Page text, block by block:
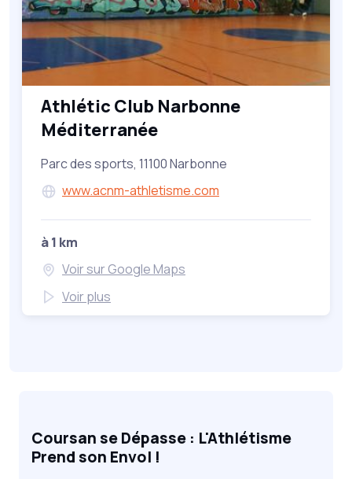
Athlétic Club Narbonne
Méditerranée
Parc des sports, 11100 Narbonne
www.acnm-athletisme.com
à 1 km
Voir sur Google Maps
Voir plus
Coursan se Dépasse : L'Athlétisme
Prend son Envol !